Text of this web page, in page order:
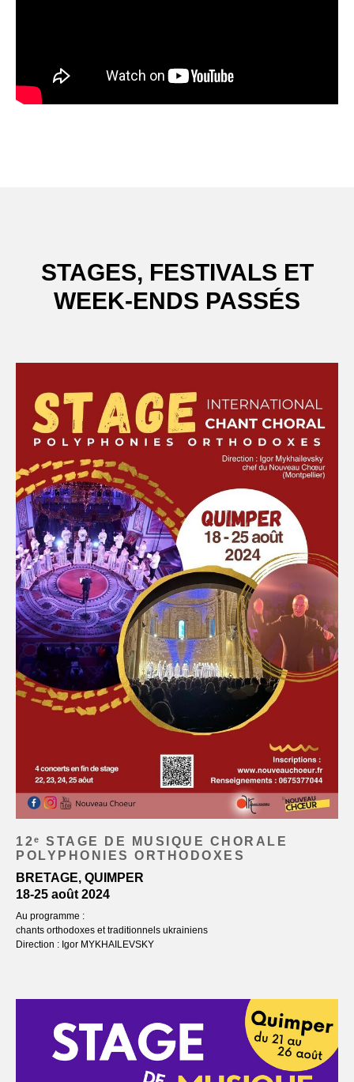
STAGES, FESTIVALS ET
WEEK-ENDS PASSÉS
12ᵉ STAGE DE MUSIQUE CHORALE
POLYPHONIES ORTHODOXES
BRETAGE, QUIMPER
18-25 août 2024
Au programme :
chants orthodoxes et traditionnels ukrainiens
Direction : Igor MYKHAILEVSKY